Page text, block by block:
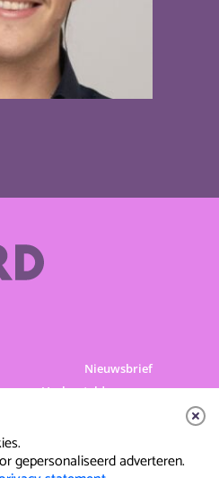
Nieuwsbrief
Veelgestelde vragen
gepersonaliseerd adverteren.